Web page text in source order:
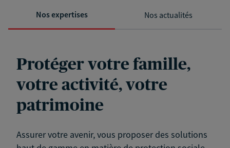
Nos expertises Nos actualités
Protéger votre famille,
votre activité, votre
patrimoine
Assurer votre avenir, vous proposer des solutions